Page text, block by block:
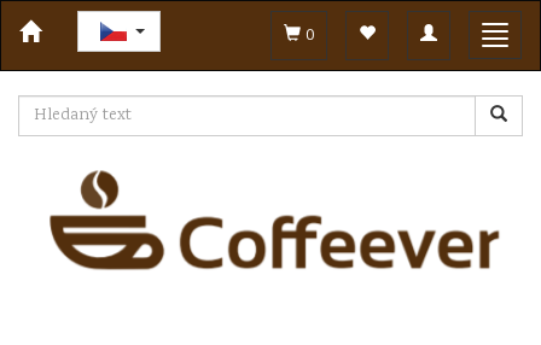
Toggle
navigation
0